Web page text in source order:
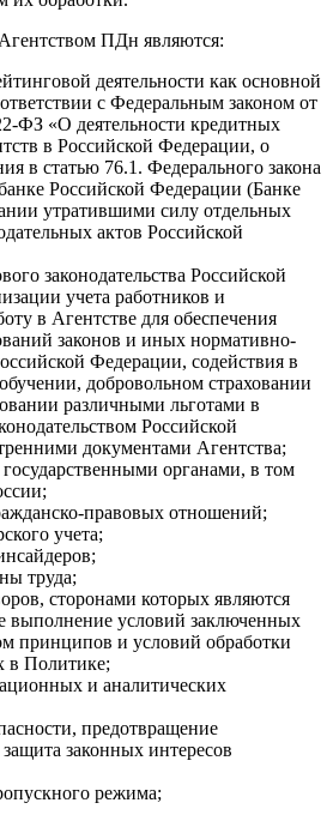
ПДн являются:
деятельности как основной
с Федеральным законом от
ФЗ «О деятельности кредитных
в Российской Федерации, о
в статью 76.1. Федерального закона
Российской Федерации (Банке
утратившими силу отдельных
актов Российской
законодательства Российской
учета работников и
в Агентстве для обеспечения
законов и иных нормативно-
Федерации, содействия в
добровольном страховании
различными льготами в
Российской
документами Агентства;
государственными органами, в том
правовых отношений;
учета;
труда;
сторонами которых являются
выполнение условий заключенных
принципов и условий обработки
Политике;
и аналитических
предотвращение
законных интересов
режима;